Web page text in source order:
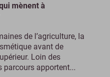
mènent à
de l’agriculture, la
avant de
Loin des
parcours apportent...